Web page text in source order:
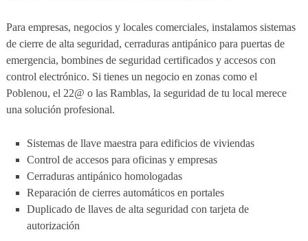
Para empresas, negocios y locales comerciales, instalamos sistemas
de cierre de alta seguridad, cerraduras antipánico para puertas de
emergencia, bombines de seguridad certificados y accesos con
control electrónico. Si tienes un negocio en zonas como el
Poblenou, el 22@ o las Ramblas, la seguridad de tu local merece
una solución profesional.
Sistemas de llave maestra para edificios de viviendas
Control de accesos para oficinas y empresas
Cerraduras antipánico homologadas
Reparación de cierres automáticos en portales
Duplicado de llaves de alta seguridad con tarjeta de
autorización